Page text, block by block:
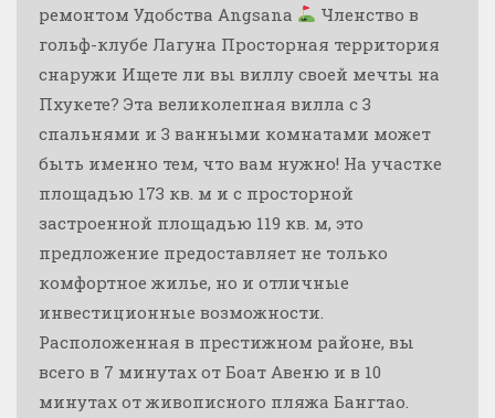
ремонтом Удобства Angsana
Членство в
гольф-клубе Лагуна Просторная территория
снаружи Ищете ли вы виллу своей мечты на
Пхукете? Эта великолепная вилла с 3
спальнями и 3 ванными комнатами может
быть именно тем, что вам нужно! На участке
площадью 173 кв. м и с просторной
застроенной площадью 119 кв. м, это
предложение предоставляет не только
комфортное жилье, но и отличные
инвестиционные возможности.
Расположенная в престижном районе, вы
всего в 7 минутах от Боат Авеню и в 10
минутах от живописного пляжа Бангтао.